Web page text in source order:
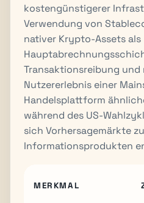
kostengünstigerer
Verwendung von
nativer Krypto-Assets als
Transaktionsreibung und
Nutzererlebnis einer
Handelsplattform
während des US-
sich Vorhersagemärkte
Informationsprodukten
MERKMAL